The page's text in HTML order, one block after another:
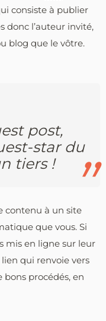
consiste à publier
donc l’auteur invité,
blog que le vôtre.
post,
star du
tiers !
contenu à un site
que vous. Si
mis en ligne sur leur
qui renvoie vers
procédés, en